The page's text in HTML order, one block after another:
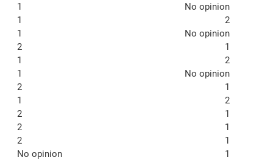
1
No opinion
1
2
1
No opinion
2
1
1
2
1
No opinion
2
1
1
2
2
1
2
1
2
1
No opinion
1